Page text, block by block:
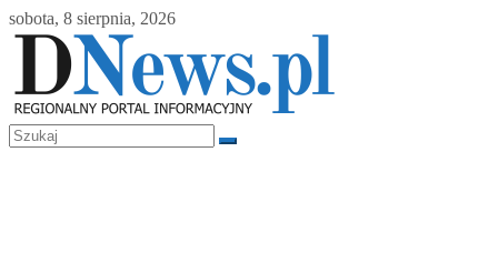
Skip
to
sobota, 8 sierpnia, 2026